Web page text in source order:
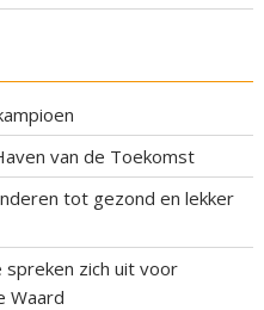
van de Toekomst
tot gezond en lekker
spreken zich uit voor
Waard